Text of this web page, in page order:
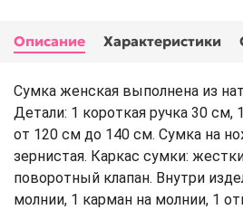
Описание Характеристики
Сумка женская выполнена из
Детали: 1 короткая ручка 30 см,
от 120 см до 140 см. Сумка на
зернистая. Каркас сумки:
поворотный клапан. Внутри
молнии, 1 карман на молнии, 1